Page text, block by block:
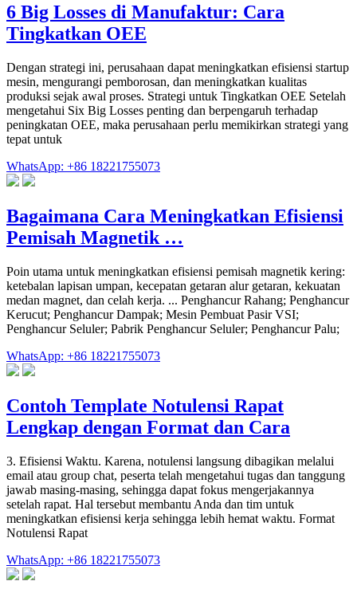
6 Big Losses di Manufaktur: Cara
Tingkatkan OEE
Dengan strategi ini, perusahaan dapat meningkatkan efisiensi startup
mesin, mengurangi pemborosan, dan meningkatkan kualitas
produksi sejak awal proses. Strategi untuk Tingkatkan OEE Setelah
mengetahui Six Big Losses penting dan berpengaruh terhadap
peningkatan OEE, maka perusahaan perlu memikirkan strategi yang
tepat untuk
WhatsApp: +86 18221755073
Bagaimana Cara Meningkatkan Efisiensi
Pemisah Magnetik …
Poin utama untuk meningkatkan efisiensi pemisah magnetik kering:
ketebalan lapisan umpan, kecepatan getaran alur getaran, kekuatan
medan magnet, dan celah kerja. ... Penghancur Rahang; Penghancur
Kerucut; Penghancur Dampak; Mesin Pembuat Pasir VSI;
Penghancur Seluler; Pabrik Penghancur Seluler; Penghancur Palu;
WhatsApp: +86 18221755073
Contoh Template Notulensi Rapat
Lengkap dengan Format dan Cara
3. Efisiensi Waktu. Karena, notulensi langsung dibagikan melalui
email atau group chat, peserta telah mengetahui tugas dan tanggung
jawab masing-masing, sehingga dapat fokus mengerjakannya
setelah rapat. Hal tersebut membantu Anda dan tim untuk
meningkatkan efisiensi kerja sehingga lebih hemat waktu. Format
Notulensi Rapat
WhatsApp: +86 18221755073